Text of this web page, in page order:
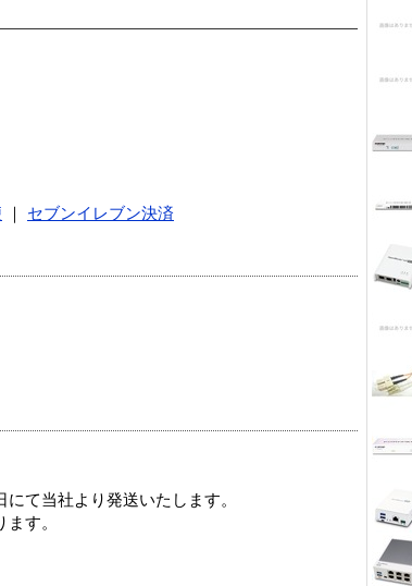
セブンイレブン決済
て当社より発送いたします。
す。